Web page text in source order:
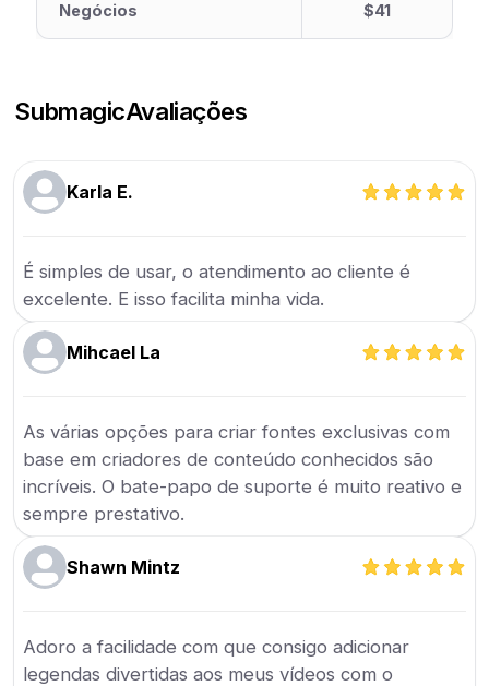
Negócios $41
SubmagicAvaliações
Karla E.
É simples de usar, o atendimento ao cliente é
excelente. E isso facilita minha vida.
Mihcael La
As várias opções para criar fontes exclusivas com
base em criadores de conteúdo conhecidos são
incríveis. O bate-papo de suporte é muito reativo e
sempre prestativo.
Shawn Mintz
Adoro a facilidade com que consigo adicionar
legendas divertidas aos meus vídeos com o